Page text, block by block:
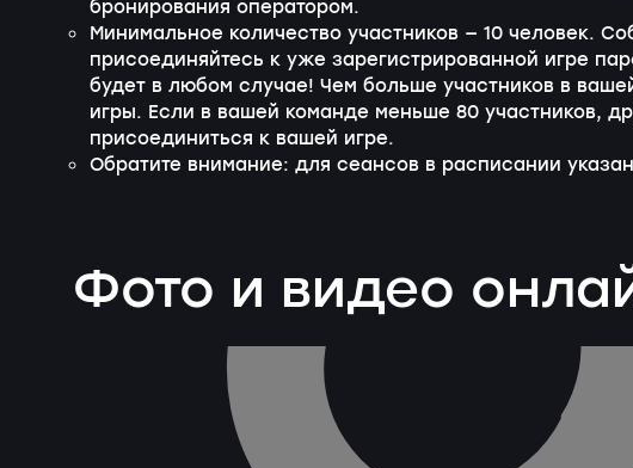
бронирования оператором.
Минимальное количество участников — 10 человек.
присоединяйтесь к уже зарегистрированной игре
будет в любом случае! Чем больше участников в
игры. Если в вашей команде меньше 80 участников,
присоединиться к вашей игре.
Обратите внимание: для сеансов в расписании
Фото и видео